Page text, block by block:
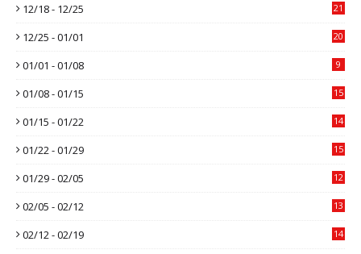
12/18 - 12/25 21
12/25 - 01/01 20
01/01 - 01/08 9
01/08 - 01/15 15
01/15 - 01/22 14
01/22 - 01/29 15
01/29 - 02/05 12
02/05 - 02/12 13
02/12 - 02/19 14